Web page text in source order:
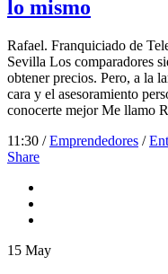
lo mismo
Rafael. Franquiciado de
Sevilla Los comparadores
obtener precios. Pero, a la
cara y el asesoramiento
conocerte mejor Me llamo
11:30 /Emprendedores /
Share
15 May